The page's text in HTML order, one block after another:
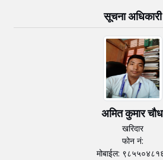
सूचना अधिकारी
अमित कुमार
खरिदार
फोन नं:
मोबाईल: